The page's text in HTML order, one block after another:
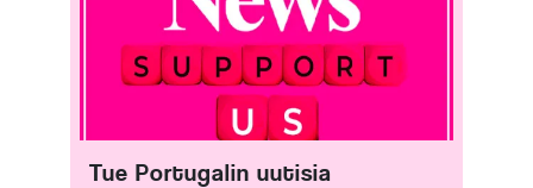
Tue Portugalin uutisia